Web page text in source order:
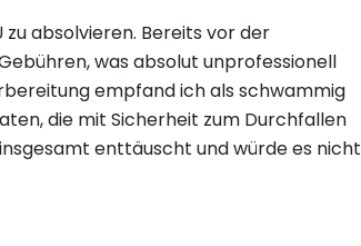
absolvieren. Bereits vor der
was absolut unprofessionell
empfand ich als schwammig
die mit Sicherheit zum Durchfallen
enttäuscht und würde es nicht